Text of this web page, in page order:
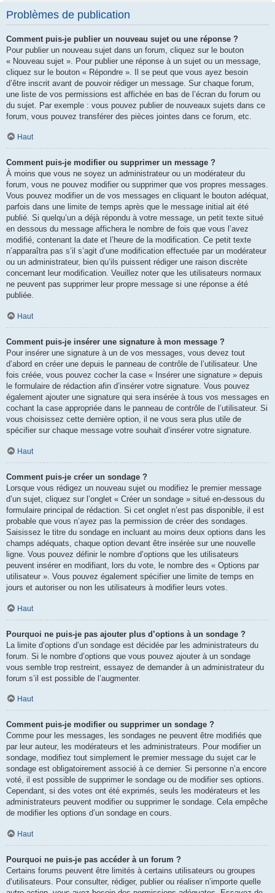
Problèmes de publication
Comment puis-je publier un nouveau sujet ou une réponse ?
Pour publier un nouveau sujet dans un forum, cliquez sur le bouton
« Nouveau sujet ». Pour publier une réponse à un sujet ou un message,
cliquez sur le bouton « Répondre ». Il se peut que vous ayez besoin
d’être inscrit avant de pouvoir rédiger un message. Sur chaque forum,
une liste de vos permissions est affichée en bas de l’écran du forum ou
du sujet. Par exemple : vous pouvez publier de nouveaux sujets dans ce
forum, vous pouvez transférer des pièces jointes dans ce forum, etc.
Haut
Comment puis-je modifier ou supprimer un message ?
À moins que vous ne soyez un administrateur ou un modérateur du
forum, vous ne pouvez modifier ou supprimer que vos propres messages.
Vous pouvez modifier un de vos messages en cliquant le bouton adéquat,
parfois dans une limite de temps après que le message initial ait été
publié. Si quelqu’un a déjà répondu à votre message, un petit texte situé
en dessous du message affichera le nombre de fois que vous l’avez
modifié, contenant la date et l’heure de la modification. Ce petit texte
n’apparaîtra pas s’il s’agit d’une modification effectuée par un modérateur
ou un administrateur, bien qu’ils puissent rédiger une raison discrète
concernant leur modification. Veuillez noter que les utilisateurs normaux
ne peuvent pas supprimer leur propre message si une réponse a été
publiée.
Haut
Comment puis-je insérer une signature à mon message ?
Pour insérer une signature à un de vos messages, vous devez tout
d’abord en créer une depuis le panneau de contrôle de l’utilisateur. Une
fois créée, vous pouvez cocher la case « Insérer une signature » depuis
le formulaire de rédaction afin d’insérer votre signature. Vous pouvez
également ajouter une signature qui sera insérée à tous vos messages en
cochant la case appropriée dans le panneau de contrôle de l’utilisateur. Si
vous choisissez cette dernière option, il ne vous sera plus utile de
spécifier sur chaque message votre souhait d’insérer votre signature.
Haut
Comment puis-je créer un sondage ?
Lorsque vous rédigez un nouveau sujet ou modifiez le premier message
d’un sujet, cliquez sur l’onglet « Créer un sondage » situé en-dessous du
formulaire principal de rédaction. Si cet onglet n’est pas disponible, il est
probable que vous n’ayez pas la permission de créer des sondages.
Saisissez le titre du sondage en incluant au moins deux options dans les
champs adéquats, chaque option devant être insérée sur une nouvelle
ligne. Vous pouvez définir le nombre d’options que les utilisateurs
peuvent insérer en modifiant, lors du vote, le nombre des « Options par
utilisateur ». Vous pouvez également spécifier une limite de temps en
jours et autoriser ou non les utilisateurs à modifier leurs votes.
Haut
Pourquoi ne puis-je pas ajouter plus d’options à un sondage ?
La limite d’options d’un sondage est décidée par les administrateurs du
forum. Si le nombre d’options que vous pouvez ajouter à un sondage
vous semble trop restreint, essayez de demander à un administrateur du
forum s’il est possible de l’augmenter.
Haut
Comment puis-je modifier ou supprimer un sondage ?
Comme pour les messages, les sondages ne peuvent être modifiés que
par leur auteur, les modérateurs et les administrateurs. Pour modifier un
sondage, modifiez tout simplement le premier message du sujet car le
sondage est obligatoirement associé à ce dernier. Si personne n’a encore
voté, il est possible de supprimer le sondage ou de modifier ses options.
Cependant, si des votes ont été exprimés, seuls les modérateurs et les
administrateurs peuvent modifier ou supprimer le sondage. Cela empêche
de modifier les options d’un sondage en cours.
Haut
Pourquoi ne puis-je pas accéder à un forum ?
Certains forums peuvent être limités à certains utilisateurs ou groupes
d’utilisateurs. Pour consulter, rédiger, publier ou réaliser n’importe quelle